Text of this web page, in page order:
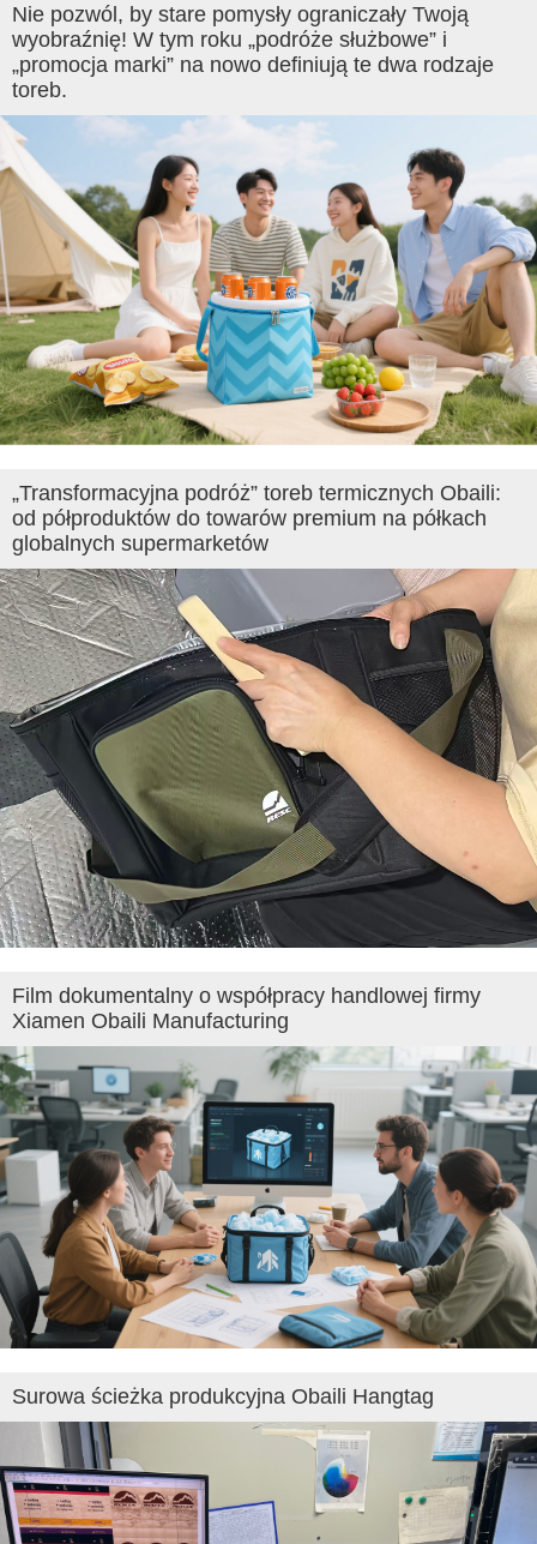
Nie pozwól, by stare pomysły ograniczały Twoją
wyobraźnię! W tym roku „podróże służbowe” i
„promocja marki” na nowo definiują te dwa rodzaje
toreb.
„Transformacyjna podróż” toreb termicznych Obaili:
od półproduktów do towarów premium na półkach
globalnych supermarketów
Film dokumentalny o współpracy handlowej firmy
Xiamen Obaili Manufacturing
Surowa ścieżka produkcyjna Obaili Hangtag